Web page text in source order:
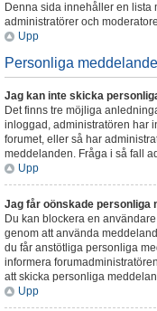
Denna sida innehåller en lista
administratörer och
Upp
Personliga
Jag kan inte skicka
Det finns tre möjliga
inloggad, administratören har
forumet, eller så har
meddelanden. Fråga i så fall
Upp
Jag får oönskade personliga
Du kan blockera en
genom att använda
du får anstötliga personliga
informera
att skicka personliga
Upp